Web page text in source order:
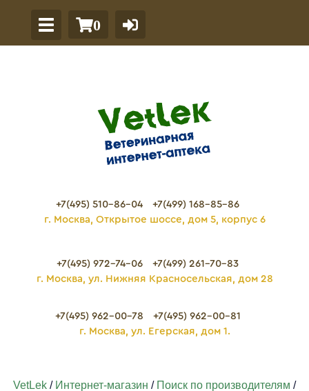
0
+7(495) 510-86-04
+7(499) 168-85-86
г. Москва, Открытое шоссе, дом 5, корпус 6
+7(495) 972-74-06
+7(499) 261-70-83
г. Москва, ул. Нижняя Красносельская, дом 28
+7(495) 962-00-78
+7(495) 962-00-81
г. Москва, ул. Егерская, дом 1.
VetLek / Интернет-магазин / Поиск по производителям /